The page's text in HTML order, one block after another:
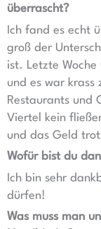
überrascht?
Ich fand es echt
groß der
ist. Letzte
und es war krass
Restaurants und
Viertel kein
und das Geld
Wofür bist du
Ich bin sehr
dürfen!
Was muss man